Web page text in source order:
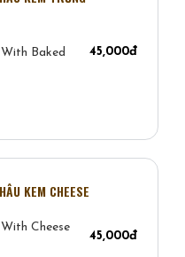
Baked
45,000đ
KEM CHEESE
Cheese
45,000đ